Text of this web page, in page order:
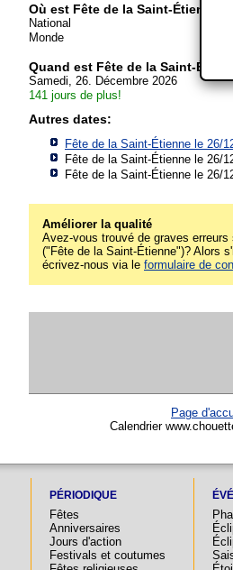
Où est Fête de la Saint-Étienne?
National
Monde
Quand est Fête de la Saint-
Samedi, 26. Décembre 2026
141 jours de plus!
Autres dates:
Fête de la Saint-Étienne le 26/
Fête de la Saint-Étienne le 26/
Fête de la Saint-Étienne le 26/
Améliorer la qualité
Avez-vous trouvé de graves erreurs
("Fête de la Saint-Étienne")? Alors
écrivez-nous via le formulaire de
Page
Calendrier
PÉRIODIQUE
Fêtes
Anniversaires
Jours d'action
Festivals et coutumes